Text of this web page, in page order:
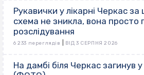
Рукавички у лікарні Черкас за
схема не зникла, вона просто
розслідування
6 233 переглядів ВІД 3 СЕРПНЯ 2026
На дамбі біля Черкас загинув